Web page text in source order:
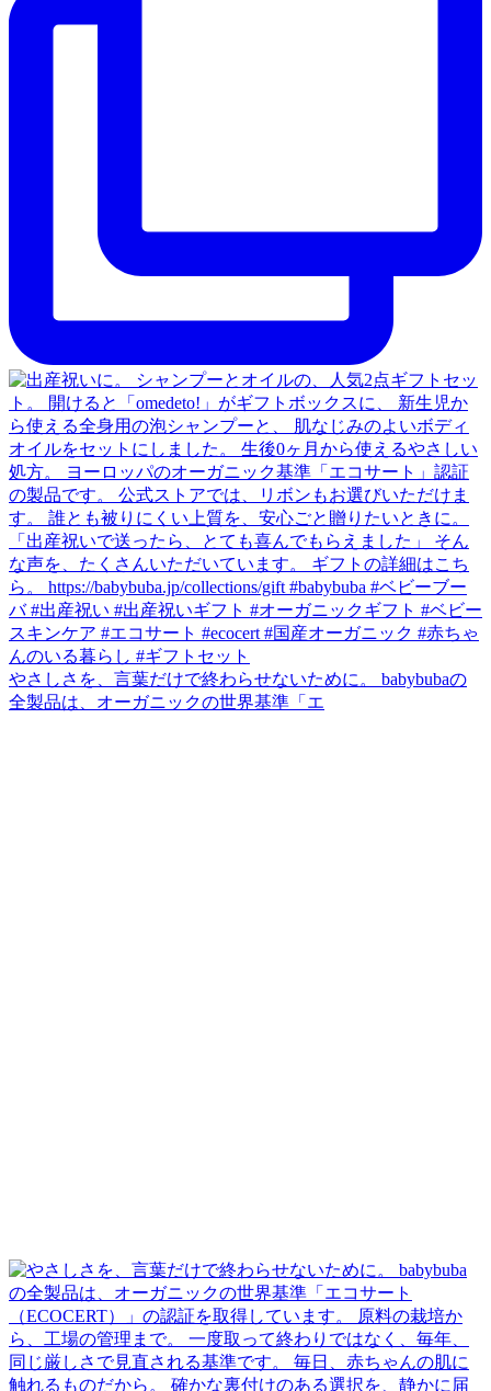
やさしさを、言葉だけで終わらせないために。 babybubaの
全製品は、オーガニックの世界基準「エ